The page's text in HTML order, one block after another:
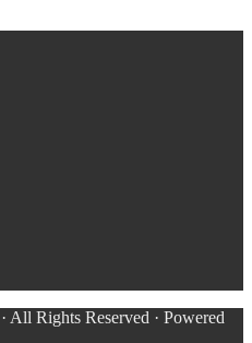
· All Rights Reserved · Powered